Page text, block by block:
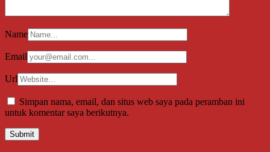
Name
Email
Url
Simpan nama, email, dan situs web saya pada peramban ini
untuk komentar saya berikutnya.